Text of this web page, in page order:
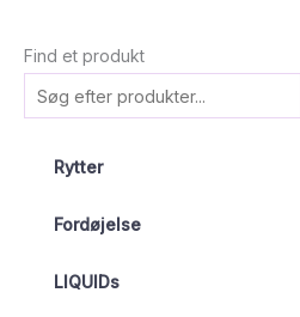
Find et produkt
Rytter
Fordøjelse
LIQUIDs